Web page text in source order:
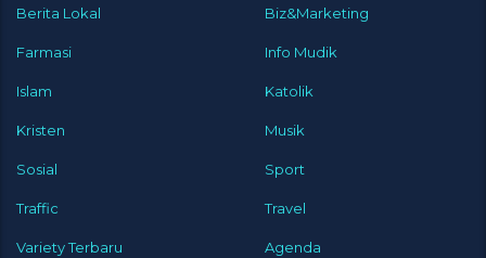
Berita Lokal Biz&Marketing
Farmasi Info Mudik
Islam Katolik
Kristen Musik
Sosial Sport
Traffic Travel
Variety Terbaru Agenda